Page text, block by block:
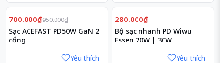
Giảm26%
700.000₫950.000₫
Sạc ACEFAST PD50W GaN 2
cổng
Yêu thích
280.000₫
Bộ sạc nhanh PD Wiwu
Essen 20W | 30W
Yêu thích